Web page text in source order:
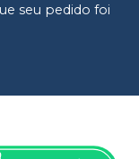
seu pedido foi